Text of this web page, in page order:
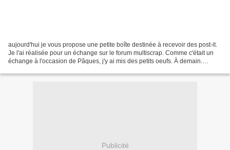
aujourd'hui je vous propose une petite boîte destinée à recevoir des post-it.
Je l'ai réalisée pour un échange sur le forum multiscrap. Comme c'était un
échange à l'occasion de Pâques, j'y ai mis des petits oeufs. À demain.
Publicité